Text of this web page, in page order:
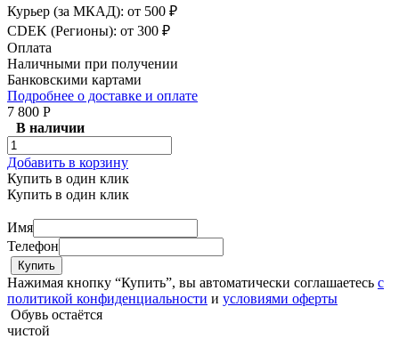
Курьер (за МКАД): от 500 ₽
CDEK (Регионы): от 300 ₽
Оплата
Наличными при получении
Банковскими картами
Подробнее о доставке и оплате
7 800 Р
В наличии
Добавить в корзину
Купить в один клик
Купить в один клик
Имя
Телефон
Нажимая кнопку “Купить”, вы автоматически соглашаетесь с
политикой конфиденциальности и условиями оферты
Обувь остаётся
чистой